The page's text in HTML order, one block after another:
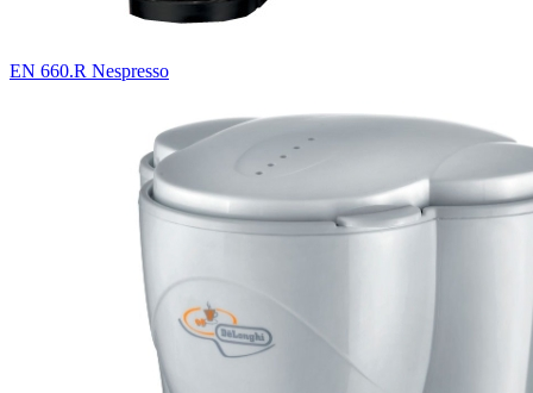
EN 660.R Nespresso